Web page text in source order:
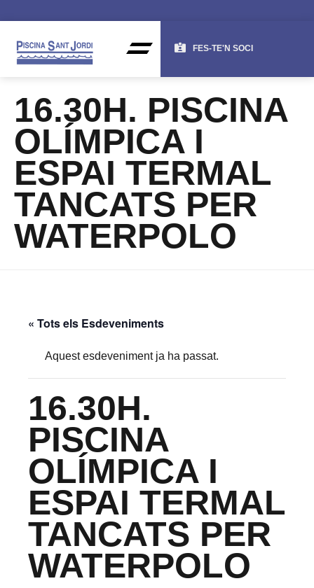
FES-TE'N SOCI
16.30H. PISCINA
OLÍMPICA I
ESPAI TERMAL
TANCATS PER
WATERPOLO
« Tots els Esdeveniments
Aquest esdeveniment ja ha passat.
16.30H.
PISCINA
OLÍMPICA I
ESPAI TERMAL
TANCATS PER
WATERPOLO